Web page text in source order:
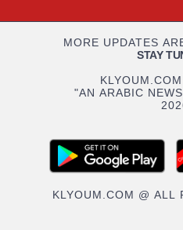
MORE UPDATES
STAY
"AN ARABIC
KLYOUM.COM @ ALL